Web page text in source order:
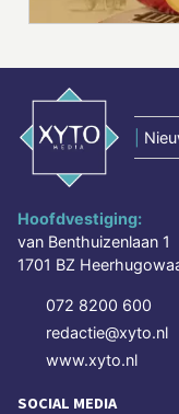
Hoofdvestiging:
van Benthuizenlaan 1
1701 BZ
072 8200 600
redactie@xyto.nl
www.xyto.nl
SOCIAL MEDIA